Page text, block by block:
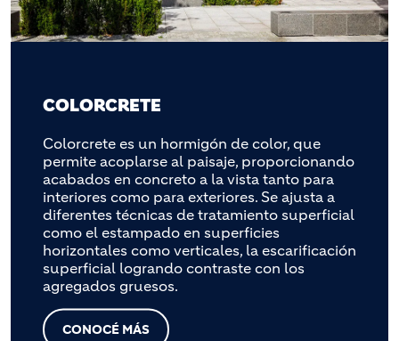
COLORCRETE
Colorcrete es un hormigón de color, que
permite acoplarse al paisaje, proporcionando
acabados en concreto a la vista tanto para
interiores como para exteriores. Se ajusta a
diferentes técnicas de tratamiento superficial
como el estampado en superficies
horizontales como verticales, la escarificación
superficial logrando contraste con los
agregados gruesos.
CONOCÉ MÁS